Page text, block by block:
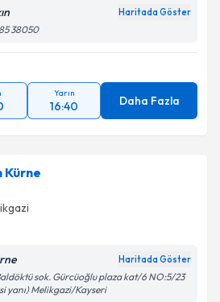
Haritada Göster
38050
Yarın
16:40 Daha Fazla
Kürne
Haritada Göster
sok. Gürcüoğlu plaza kat/6 NO:5/23
yanı) Melikgazi/Kayseri